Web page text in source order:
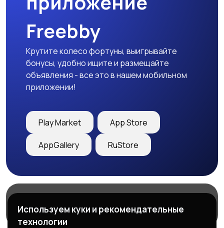
Freebby
Крутите колесо фортуны, выигрывайте
бонусы, удобно ищите и размещайте
объявления - все это в нашем мобильном
приложении!
Play Market App Store
AppGallery RuStore
Служба поддержки
Используем куки и рекомендательные
технологии